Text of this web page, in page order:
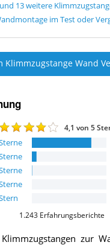
13weitere
im Test oder
Klimmzugstange Wand
4,1 von 5
1.243 Erfahrungsberichte
Klimmzugstangen zur